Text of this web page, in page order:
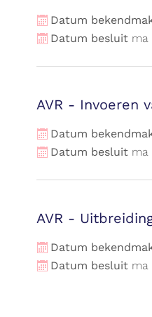
Datum
Datum besluit ma
AVR - Invoeren
Datum
Datum besluit ma
AVR -
Datum
Datum besluit ma